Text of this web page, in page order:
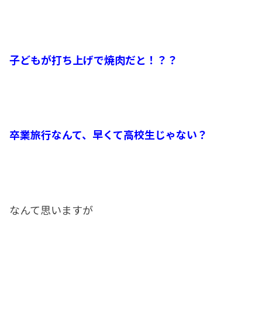
子どもが打ち上げで焼肉だと！？？
卒業旅行なんて、早くて高校生じゃない？
なんて思いますが